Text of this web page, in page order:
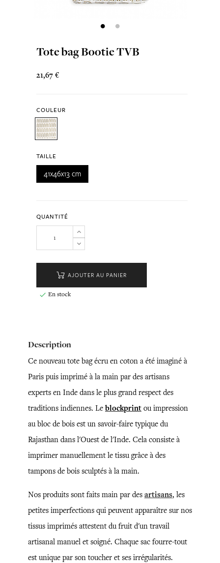
Tote bag Bootie TVB
21,67 €
COULEUR
TAILLE
41x46x13 cm
QUANTITÉ
AJOUTER AU PANIER
 En stock
Description
Ce nouveau tote bag écru en coton a été imaginé à
Paris puis imprimé à la main par des artisans
experts en Inde dans le plus grand respect des
traditions indiennes. Le blockprint ou impression
au bloc de bois est un savoir-faire typique du
Rajasthan dans l'Ouest de l'Inde. Cela consiste à
imprimer manuellement le tissu grâce à des
tampons de bois sculptés à la main.
Nos produits sont faits main par des artisans, les
petites imperfections qui peuvent apparaître sur nos
tissus imprimés attestent du fruit d'un travail
artisanal manuel et soigné. Chaque sac fourre-tout
est unique par son toucher et ses irrégularités.